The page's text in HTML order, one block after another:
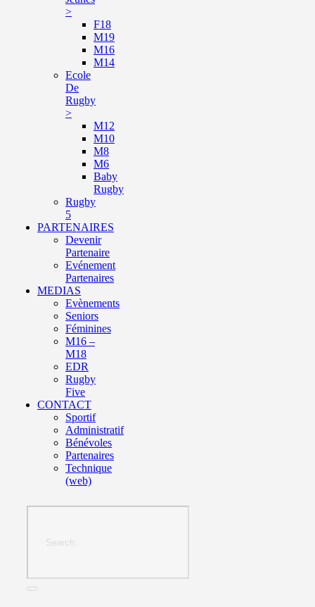
>
F18
M19
M16
M14
Ecole
De
Rugby
>
M12
M10
M8
M6
Baby
Rugby
Rugby
5
PARTENAIRES
Devenir
Partenaire
Evénement
Partenaires
MEDIAS
Evènements
Seniors
Féminines
M16 –
M18
EDR
Rugby
Five
CONTACT
Sportif
Administratif
Bénévoles
Partenaires
Technique
(web)